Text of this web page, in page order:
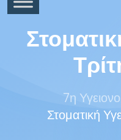
7η
Στοματική